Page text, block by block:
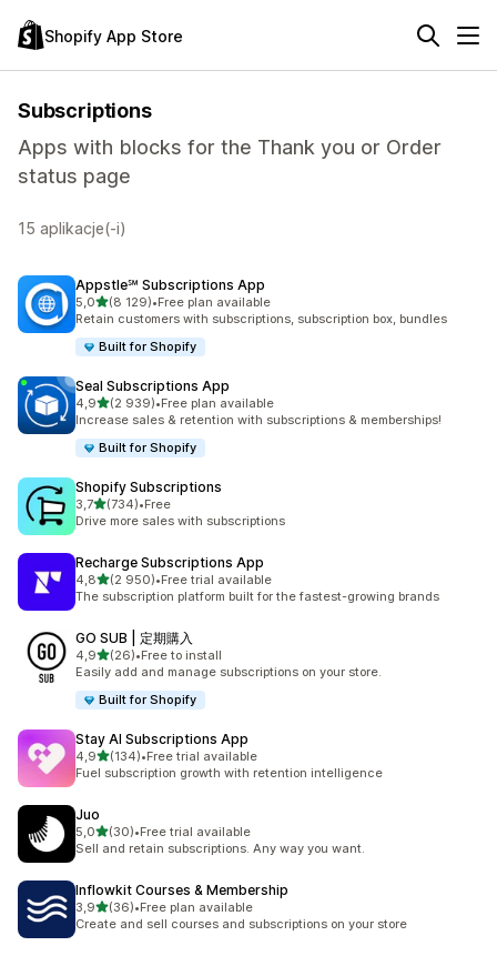
Shopify App Store
Subscriptions
Apps with blocks for the Thank you or Order
status page
15 aplikacje(-i)
Appstle℠ Subscriptions App
5,0na 5 gwiazdek
(8 129)
Łączna liczba recenzji: 8129
•Free plan available
Retain customers with subscriptions, subscription box, bundles
Built for Shopify
Seal Subscriptions App
4,9na 5 gwiazdek
(2 939)
Łączna liczba recenzji: 2939
•Free plan available
Increase sales & retention with subscriptions & memberships!
Built for Shopify
Shopify Subscriptions
3,7na 5 gwiazdek
(734)
Łączna liczba recenzji: 734
•Free
Drive more sales with subscriptions
Recharge Subscriptions App
4,8na 5 gwiazdek
(2 950)
Łączna liczba recenzji: 2950
•Free trial available
The subscription platform built for the fastest-growing brands
GO SUB | 定期購入
4,9na 5 gwiazdek
(26)
Łączna liczba recenzji: 26
•Free to install
Easily add and manage subscriptions on your store.
Built for Shopify
Stay AI Subscriptions App
4,9na 5 gwiazdek
(134)
Łączna liczba recenzji: 134
•Free trial available
Fuel subscription growth with retention intelligence
Juo
5,0na 5 gwiazdek
(30)
Łączna liczba recenzji: 30
•Free trial available
Sell and retain subscriptions. Any way you want.
Inflowkit Courses & Membership
3,9na 5 gwiazdek
(36)
Łączna liczba recenzji: 36
•Free plan available
Create and sell courses and subscriptions on your store